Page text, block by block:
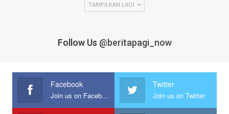
TAMPILKAN LAGI
Follow Us @beritapagi_now
Facebook
Join us on Facebook
Twitter
Join us on Twitter